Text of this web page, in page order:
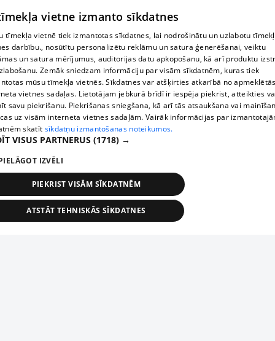
vietne izmanto sīkdatnes
tīmekļa vietnē tiek izmantotas sīkdatnes, lai nodrošinātu un uzlabotu
darbību., nosūtītu personalizētu reklāmu un satura ģenerēšanai, veiktu
un satura mērījumus, auditorijas datu apkopošanu, kā arī produktu
Zemāk sniedzam informāciju par visām sīkdatnēm, kuras tiek
mūsu tīmekļa vietnēs. Sīkdatnes var atšķirties atkarībā no
vietnes sadaļas. Lietotājam jebkurā brīdī ir iespēja piekrist, atteikties
savu piekrišanu. Piekrišanas sniegšana, kā arī tās atsaukšana vai
uz visām interneta vietnes sadaļām. Vairāk informācijas par
skatīt sīkdatņu izmantošanas noteikumos.
VISUS PARTNERUS (1718) →
IZVĒLI
PIEKRIST VISĀM SĪKDATNĒM
ATSTĀT TEHNISKĀS SĪKDATNES